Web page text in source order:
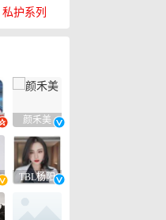
私护系列
颜禾美
TBL杨阳